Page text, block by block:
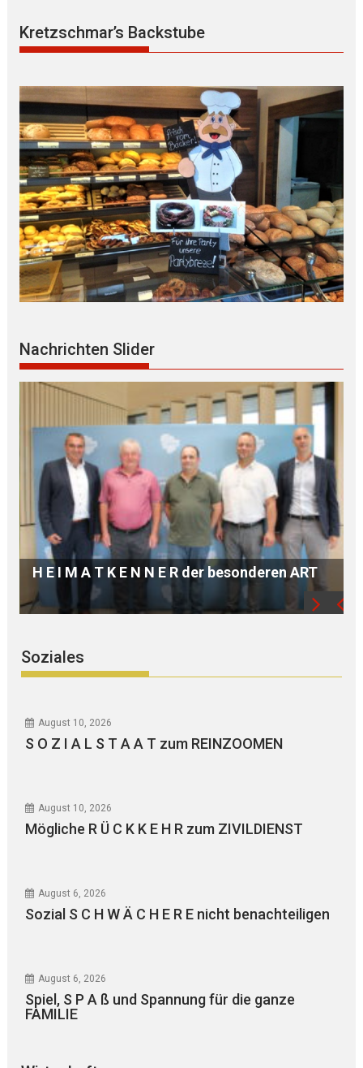
Kretzschmar’s Backstube
Nachrichten Slider
N E R der besonderen ART
„HER SOUND –
E L und
Soziales
August 10, 2026
S O Z I A L S T A A T zum REINZOOMEN
August 10, 2026
Mögliche R Ü C K K E H R zum ZIVILDIENST
August 6, 2026
Sozial S C H W Ä C H E R E nicht benachteiligen
August 6, 2026
Spiel, S P A ß und Spannung für die ganze
FAMILIE